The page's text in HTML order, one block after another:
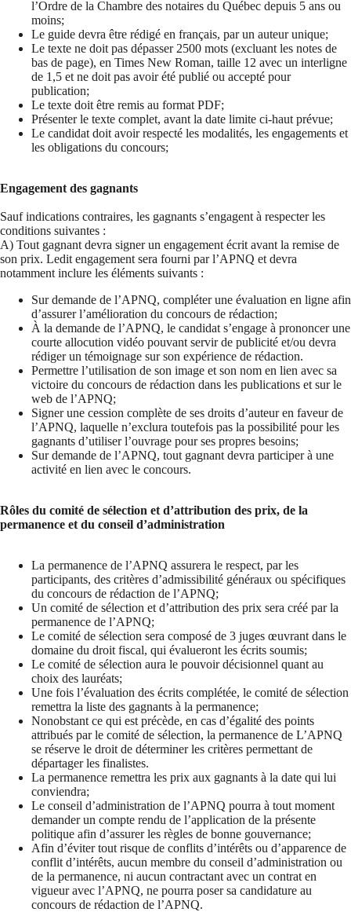
l’Ordre de la Chambre des notaires du Québec depuis 5 ans ou
moins;
Le guide devra être rédigé en français, par un auteur unique;
Le texte ne doit pas dépasser 2500 mots (excluant les notes de
bas de page), en Times New Roman, taille 12 avec un interligne
de 1,5 et ne doit pas avoir été publié ou accepté pour
publication;
Le texte doit être remis au format PDF;
Présenter le texte complet, avant la date limite ci-haut prévue;
Le candidat doit avoir respecté les modalités, les engagements et
les obligations du concours;
Engagement des gagnants
Sauf indications contraires, les gagnants s’engagent à respecter les
conditions suivantes :
A) Tout gagnant devra signer un engagement écrit avant la remise de
son prix. Ledit engagement sera fourni par l’APNQ et devra
notamment inclure les éléments suivants :
Sur demande de l’APNQ, compléter une évaluation en ligne afin
d’assurer l’amélioration du concours de rédaction;
À la demande de l’APNQ, le candidat s’engage à prononcer une
courte allocution vidéo pouvant servir de publicité et/ou devra
rédiger un témoignage sur son expérience de rédaction.
Permettre l’utilisation de son image et son nom en lien avec sa
victoire du concours de rédaction dans les publications et sur le
web de l’APNQ;
Signer une cession complète de ses droits d’auteur en faveur de
l’APNQ, laquelle n’exclura toutefois pas la possibilité pour les
gagnants d’utiliser l’ouvrage pour ses propres besoins;
Sur demande de l’APNQ, tout gagnant devra participer à une
activité en lien avec le concours.
Rôles du comité de sélection et d’attribution des prix, de la
permanence et du conseil d’administration
La permanence de l’APNQ assurera le respect, par les
participants, des critères d’admissibilité généraux ou spécifiques
du concours de rédaction de l’APNQ;
Un comité de sélection et d’attribution des prix sera créé par la
permanence de l’APNQ;
Le comité de sélection sera composé de 3 juges œuvrant dans le
domaine du droit fiscal, qui évalueront les écrits soumis;
Le comité de sélection aura le pouvoir décisionnel quant au
choix des lauréats;
Une fois l’évaluation des écrits complétée, le comité de sélection
remettra la liste des gagnants à la permanence;
Nonobstant ce qui est précède, en cas d’égalité des points
attribués par le comité de sélection, la permanence de L’APNQ
se réserve le droit de déterminer les critères permettant de
départager les finalistes.
La permanence remettra les prix aux gagnants à la date qui lui
conviendra;
Le conseil d’administration de l’APNQ pourra à tout moment
demander un compte rendu de l’application de la présente
politique afin d’assurer les règles de bonne gouvernance;
Afin d’éviter tout risque de conflits d’intérêts ou d’apparence de
conflit d’intérêts, aucun membre du conseil d’administration ou
de la permanence, ni aucun contractant avec un contrat en
vigueur avec l’APNQ, ne pourra poser sa candidature au
concours de rédaction de l’APNQ.